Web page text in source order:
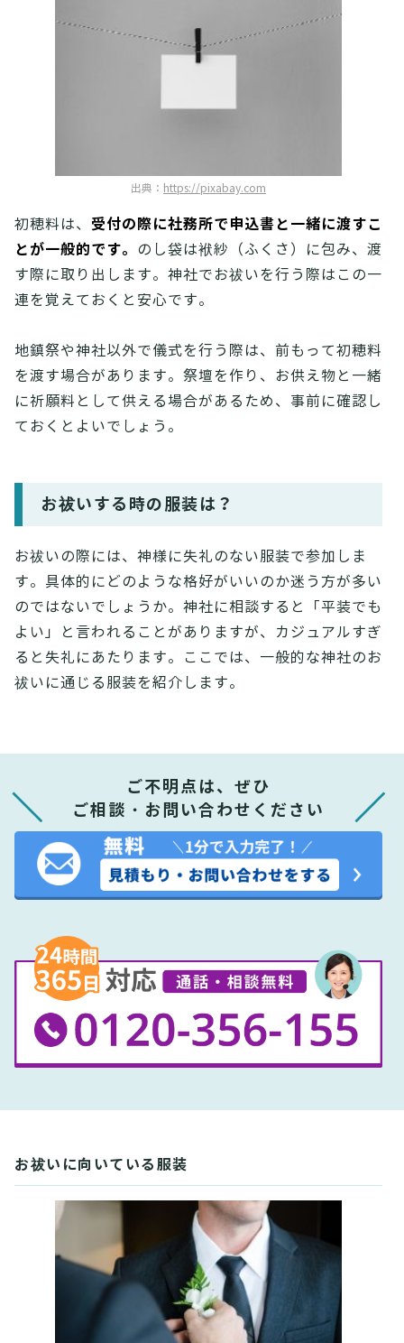
出典： https://pixabay.com
初穂料は、 受付の際に社務所で申込書と一緒に渡すこ
とが一般的です。
のし袋は袱紗（ふくさ）に包み、渡
す際に取り出します。神社でお祓いを行う際はこの一
連を覚えておくと安心です。
地鎮祭や神社以外で儀式を行う際は、前もって初穂料
を渡す場合があります。祭壇を作り、お供え物と一緒
に祈願料として供える場合があるため、事前に確認し
ておくとよいでしょう。
お祓いする時の服装は？
お祓いの際には、神様に失礼のない服装で参加しま
す。具体的にどのような格好がいいのか迷う方が多い
のではないでしょうか。神社に相談すると「平装でも
よい」と言われることがありますが、カジュアルすぎ
ると失礼にあたります。ここでは、一般的な神社のお
祓いに通じる服装を紹介します。
ご不明点は、ぜひ
ご相談・お問い合わせください
お祓いに向いている服装